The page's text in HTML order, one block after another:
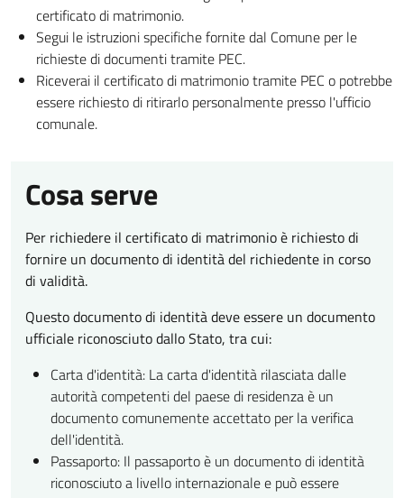
certificato di matrimonio.
Segui le istruzioni specifiche fornite dal Comune per le
richieste di documenti tramite PEC.
Riceverai il certificato di matrimonio tramite PEC o potrebbe
essere richiesto di ritirarlo personalmente presso l'ufficio
comunale.
Cosa serve
Per richiedere il certificato di matrimonio è richiesto di
fornire un documento di identità del richiedente in corso
di validità.
Questo documento di identità deve essere un documento
ufficiale riconosciuto dallo Stato, tra cui:
Carta d'identità: La carta d'identità rilasciata dalle
autorità competenti del paese di residenza è un
documento comunemente accettato per la verifica
dell'identità.
Passaporto: Il passaporto è un documento di identità
riconosciuto a livello internazionale e può essere